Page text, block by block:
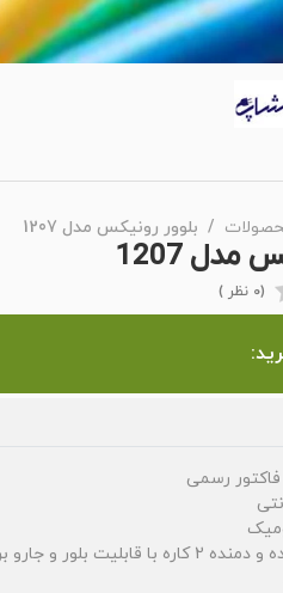
بلوور رونیکس مدل 1207
مدل 1207
(0 نظر )
رسمی
بلور و جارو برقی